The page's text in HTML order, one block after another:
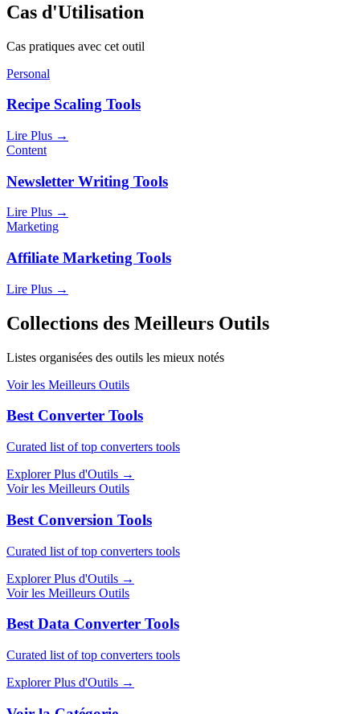
Cas d'Utilisation
Cas pratiques avec cet outil
Personal
Recipe Scaling Tools
Lire Plus →
Content
Newsletter Writing Tools
Lire Plus →
Marketing
Affiliate Marketing Tools
Lire Plus →
Collections des Meilleurs Outils
Listes organisées des outils les mieux notés
Voir les Meilleurs Outils
Best Converter Tools
Curated list of top converters tools
Explorer Plus d'Outils →
Voir les Meilleurs Outils
Best Conversion Tools
Curated list of top converters tools
Explorer Plus d'Outils →
Voir les Meilleurs Outils
Best Data Converter Tools
Curated list of top converters tools
Explorer Plus d'Outils →